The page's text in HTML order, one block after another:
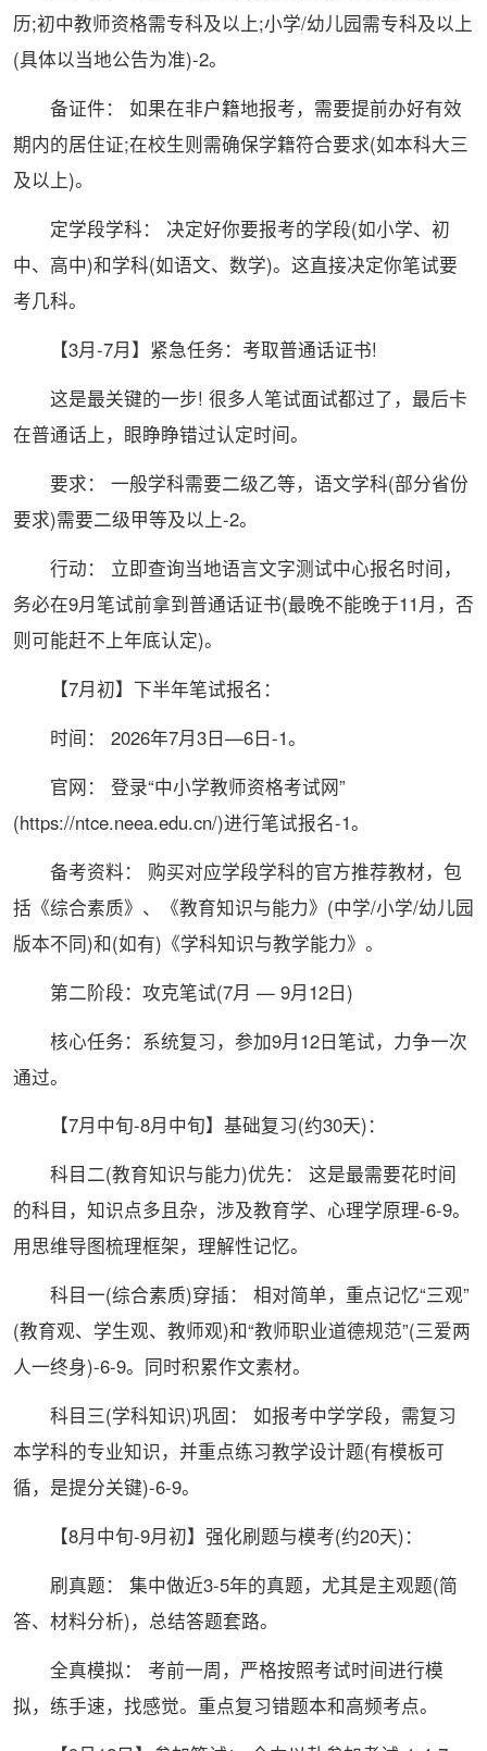
历;初中教师资格需专科及以上;小学/幼儿园需专科及以上
(具体以当地公告为准)-2。
备证件： 如果在非户籍地报考，需要提前办好有效
期内的居住证;在校生则需确保学籍符合要求(如本科大三
及以上)。
定学段学科： 决定好你要报考的学段(如小学、初
中、高中)和学科(如语文、数学)。这直接决定你笔试要
考几科。
【3月-7月】紧急任务：考取普通话证书!
这是最关键的一步! 很多人笔试面试都过了，最后卡
在普通话上，眼睁睁错过认定时间。
要求： 一般学科需要二级乙等，语文学科(部分省份
要求)需要二级甲等及以上-2。
行动： 立即查询当地语言文字测试中心报名时间，
务必在9月笔试前拿到普通话证书(最晚不能晚于11月，否
则可能赶不上年底认定)。
【7月初】下半年笔试报名：
时间： 2026年7月3日—6日-1。
官网： 登录“中小学教师资格考试网”
(https://ntce.neea.edu.cn/)进行笔试报名-1。
备考资料： 购买对应学段学科的官方推荐教材，包
括《综合素质》、《教育知识与能力》(中学/小学/幼儿园
版本不同)和(如有)《学科知识与教学能力》。
第二阶段：攻克笔试(7月 — 9月12日)
核心任务：系统复习，参加9月12日笔试，力争一次
通过。
【7月中旬-8月中旬】基础复习(约30天)：
科目二(教育知识与能力)优先： 这是最需要花时间
的科目，知识点多且杂，涉及教育学、心理学原理-6-9。
用思维导图梳理框架，理解性记忆。
科目一(综合素质)穿插： 相对简单，重点记忆“三观”
(教育观、学生观、教师观)和“教师职业道德规范”(三爱两
人一终身)-6-9。同时积累作文素材。
科目三(学科知识)巩固： 如报考中学学段，需复习
本学科的专业知识，并重点练习教学设计题(有模板可
循，是提分关键)-6-9。
【8月中旬-9月初】强化刷题与模考(约20天)：
刷真题： 集中做近3-5年的真题，尤其是主观题(简
答、材料分析)，总结答题套路。
全真模拟： 考前一周，严格按照考试时间进行模
拟，练手速，找感觉。重点复习错题本和高频考点。